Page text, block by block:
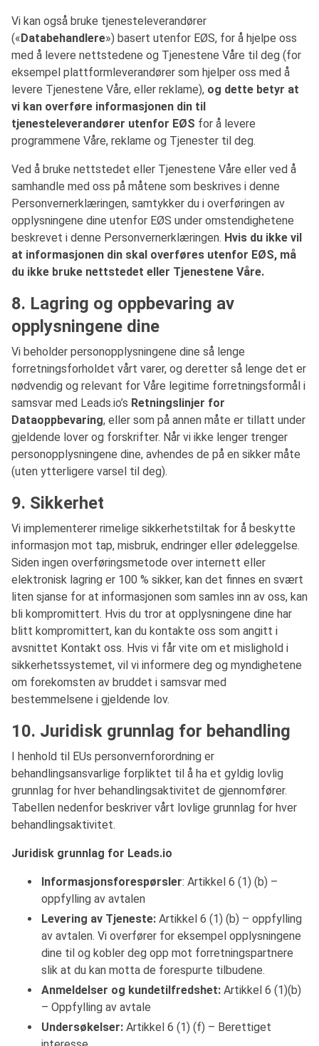
Vi kan også bruke tjenesteleverandører
(«Databehandlere») basert utenfor EØS, for å hjelpe oss
med å levere nettstedene og Tjenestene Våre til deg (for
eksempel plattformleverandører som hjelper oss med å
levere Tjenestene Våre, eller reklame), og dette betyr at
vi kan overføre informasjonen din til
tjenesteleverandører utenfor EØS for å levere
programmene Våre, reklame og Tjenester til deg.
Ved å bruke nettstedet eller Tjenestene Våre eller ved å
samhandle med oss på måtene som beskrives i denne
Personvernerklæringen, samtykker du i overføringen av
opplysningene dine utenfor EØS under omstendighetene
beskrevet i denne Personvernerklæringen. Hvis du ikke vil
at informasjonen din skal overføres utenfor EØS, må
du ikke bruke nettstedet eller Tjenestene Våre.
8. Lagring og oppbevaring av
opplysningene dine
Vi beholder personopplysningene dine så lenge
forretningsforholdet vårt varer, og deretter så lenge det er
nødvendig og relevant for Våre legitime forretningsformål i
samsvar med Leads.io’s Retningslinjer for
Dataoppbevaring, eller som på annen måte er tillatt under
gjeldende lover og forskrifter. Når vi ikke lenger trenger
personopplysningene dine, avhendes de på en sikker måte
(uten ytterligere varsel til deg).
9. Sikkerhet
Vi implementerer rimelige sikkerhetstiltak for å beskytte
informasjon mot tap, misbruk, endringer eller ødeleggelse.
Siden ingen overføringsmetode over internett eller
elektronisk lagring er 100 % sikker, kan det finnes en svært
liten sjanse for at informasjonen som samles inn av oss, kan
bli kompromittert. Hvis du tror at opplysningene dine har
blitt kompromittert, kan du kontakte oss som angitt i
avsnittet Kontakt oss. Hvis vi får vite om et mislighold i
sikkerhetssystemet, vil vi informere deg og myndighetene
om forekomsten av bruddet i samsvar med
bestemmelsene i gjeldende lov.
10. Juridisk grunnlag for behandling
I henhold til EUs personvernforordning er
behandlingsansvarlige forpliktet til å ha et gyldig lovlig
grunnlag for hver behandlingsaktivitet de gjennomfører.
Tabellen nedenfor beskriver vårt lovlige grunnlag for hver
behandlingsaktivitet.
Juridisk grunnlag for Leads.io
Informasjonsforespørsler: Artikkel 6 (1) (b) –
oppfylling av avtalen
Levering av Tjeneste: Artikkel 6 (1) (b) – oppfylling
av avtalen. Vi overfører for eksempel opplysningene
dine til og kobler deg opp mot forretningspartnere
slik at du kan motta de forespurte tilbudene.
Anmeldelser og kundetilfredshet: Artikkel 6 (1)(b)
– Oppfylling av avtale
Undersøkelser: Artikkel 6 (1) (f) – Berettiget